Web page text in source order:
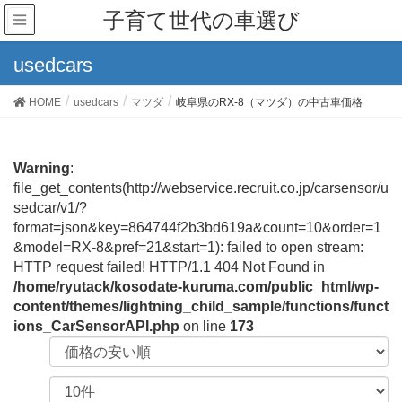
子育て世代の車選び
usedcars
HOME usedcars マツダ 岐阜県のRX-8（マツダ）の中古車価格
Warning:
file_get_contents(http://webservice.recruit.co.jp/carsensor/u
sedcar/v1/?
format=json&key=864744f2b3bd619a&count=10&order=1
&model=RX-8&pref=21&start=1): failed to open stream:
HTTP request failed! HTTP/1.1 404 Not Found in
/home/ryutack/kosodate-kuruma.com/public_html/wp-
content/themes/lightning_child_sample/functions/funct
ions_CarSensorAPI.php on line 173